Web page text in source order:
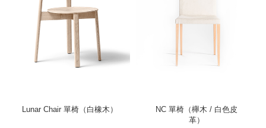
Lunar Chair 單椅（白橡木）
NC 單椅（櫸木 / 白色皮
革）